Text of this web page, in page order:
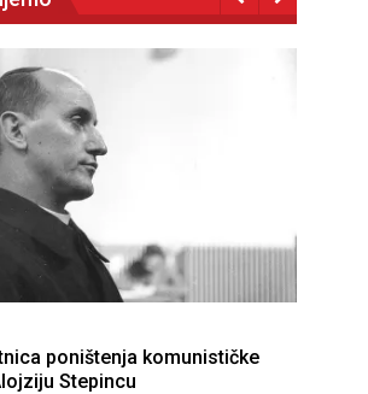
poništenja komunističke
Stepincu